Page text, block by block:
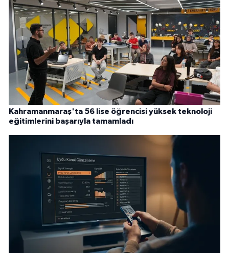
Kahramanmaraş'ta 56 lise öğrencisi yüksek teknoloji
eğitimlerini başarıyla tamamladı